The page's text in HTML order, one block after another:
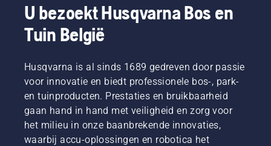
U bezoekt Husqvarna Bos en
Tuin België
Husqvarna is al sinds 1689 gedreven door passie
voor innovatie en biedt professionele bos-, park-
en tuinproducten. Prestaties en bruikbaarheid
gaan hand in hand met veiligheid en zorg voor
het milieu in onze baanbrekende innovaties,
waarbij accu-oplossingen en robotica het